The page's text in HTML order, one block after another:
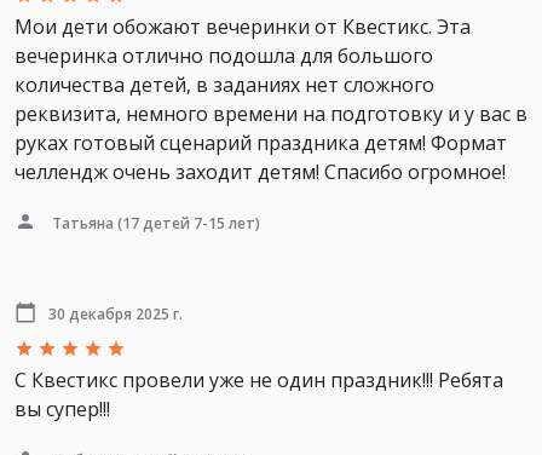
Мои дети обожают вечеринки от Квестикс. Эта
вечеринка отлично подошла для большого
количества детей, в заданиях нет сложного
реквизита, немного времени на подготовку и у вас в
руках готовый сценарий праздника детям! Формат
челлендж очень заходит детям! Спасибо огромное!
Татьяна (17 детей 7-15 лет)
30 декабря 2025 г.
С Квестикс провели уже не один праздник!!! Ребята
вы супер!!!